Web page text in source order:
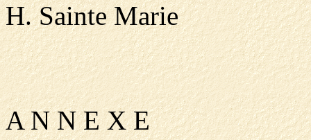
H. Sainte Marie
A N N E X E